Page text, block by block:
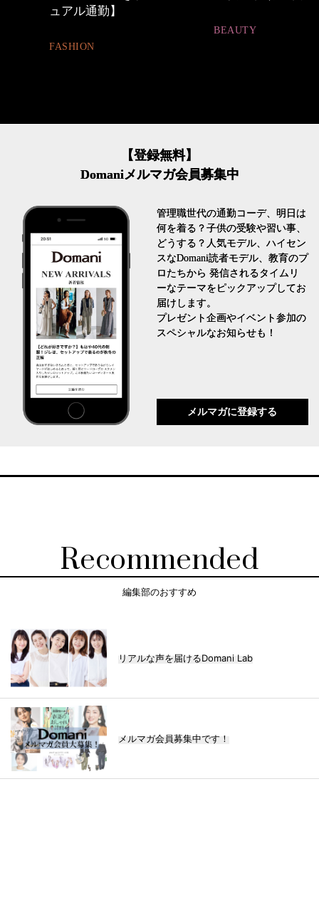
FASHION
【登録無料】
Domaniメルマガ会員募集中
管理職世代の通勤コーデ、明日は
何を着る？子供の受験や習い事、
どうする？人気モデル、ハイセン
スなDomani読者モデル、教育のプ
ロたちから 発信されるタイムリ
ーなテーマをピックアップしてお
届けします。
プレゼント企画やイベント参加の
スペシャルなお知らせも！
メルマガに登録する
Recommended
編集部のおすすめ
リアルな声を届けるDomani Lab
メルマガ会員募集中です！